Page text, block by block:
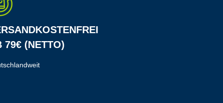
79€ (NETTO)